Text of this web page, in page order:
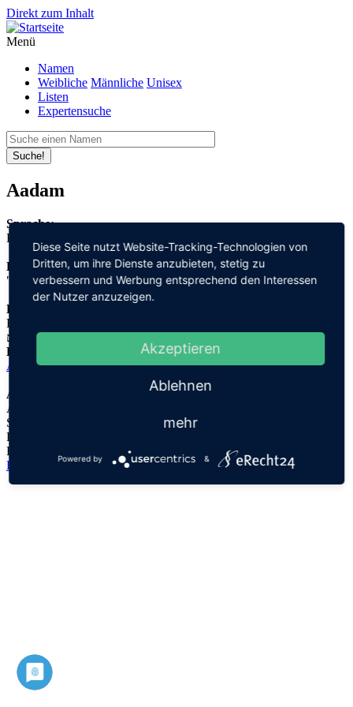
Direkt zum Inhalt
Menü
Namen
Weibliche Männliche Unisex
Listen
Expertensuche
Suche!
Aadam
Sprache:
Estnisch
Bedeutung:
"Mensch"
Herleitung:
Hebräisch,
אדם "adam"
Herkunftsname:
Adam
Anmerkungen:
Adam und Eva waren nach der biblischen Erzählung die
Stammeltern aller Menschen
Der Namensursprung ist unklar, es handelt sich lediglich um eine
Hypothese!
Datenschutz Impressum
Diese Seite nutzt Website-Tracking-Technologien von
Dritten, um ihre Dienste anzubieten, stetig zu
verbessern und Werbung entsprechend den Interessen
der Nutzer anzuzeigen.
Akzeptieren
Ablehnen
mehr
Powered by &